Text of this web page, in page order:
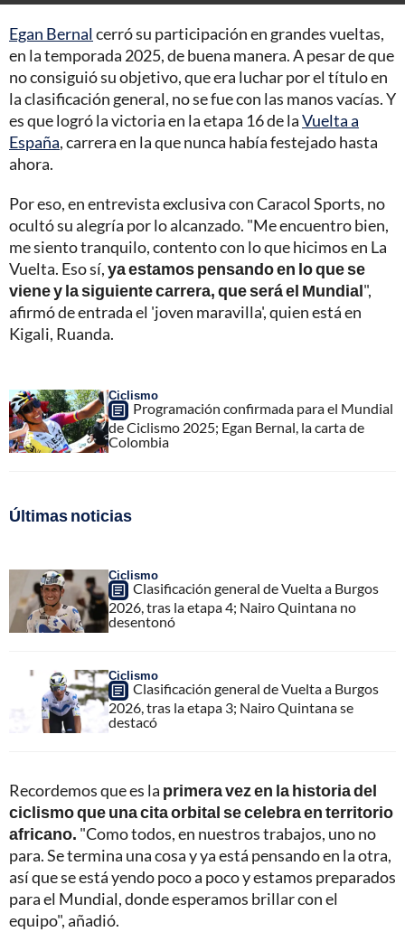
Egan Bernalcerró su participación en grandes vueltas,
en la temporada 2025, de buena manera. A pesar de que
no consiguió su objetivo, que era luchar por el título en
la clasificación general, no se fue con las manos vacías. Y
es que logró la victoria en la etapa 16 de laVuelta a
España, carrera en la que nunca había festejado hasta
ahora.
Por eso, en entrevista exclusiva con Caracol Sports, no
ocultó su alegría por lo alcanzado. "Me encuentro bien,
me siento tranquilo, contento con lo que hicimos en La
Vuelta. Eso sí,ya estamos pensando en lo que se
viene y la siguiente carrera, que será el Mundial",
afirmó de entrada el 'joven maravilla', quien está en
Kigali, Ruanda.
Ciclismo
Programación confirmada para el Mundial
de Ciclismo 2025; Egan Bernal, la carta de
Colombia
Últimas noticias
Ciclismo
Clasificación general de Vuelta a Burgos
2026, tras la etapa 4; Nairo Quintana no
desentonó
Ciclismo
Clasificación general de Vuelta a Burgos
2026, tras la etapa 3; Nairo Quintana se
destacó
Recordemos que es la primera vez en la historia del
ciclismo que una cita orbital se celebra en territorio
africano. "Como todos, en nuestros trabajos, uno no
para. Se termina una cosa y ya está pensando en la otra,
así que se está yendo poco a poco y estamos preparados
para el Mundial, donde esperamos brillar con el
equipo", añadió.